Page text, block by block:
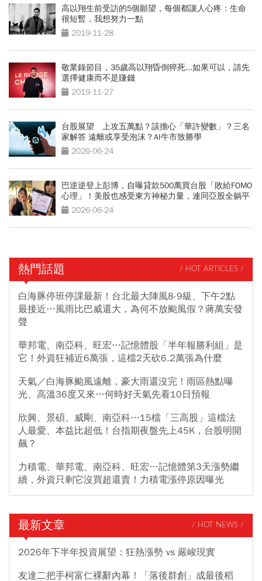
高以翔生前受訪的5個願望，每個都讓人心疼：生命
很短暫，我想努力一點
2019-11-28
敬業錄節目，35歲高以翔昏倒猝死...如果可以，請先
選擇健康而不是賺錢
2019-11-27
台股展望 上攻五萬點？該擔心「華許變數」？三名
家解答 遠離或享受泡沫？AI牛市致勝學
2026-06-24
巴逆逆登上彭博，自曝貸款500萬買台股「敗給FOMO
心理」！美股也感受東方神秘力量，連同亞股全躺平
2026-06-24
熱門話題 / HOT ARTICLES /
白海豚停班停課最新！台北最大陣風8-9級、下午2點
最接近…風雨比巴威還大，為何不放颱風假？蔣萬安發
聲
華邦電、南亞科、旺宏…記憶體股「半年報勝利組」是
它！外資狂補近6萬張，這檔2天砍6.2萬張為什麼
天氣／白海豚颱風遠離，豪大雨還沒完！雨區熱點曝
光、高溫36度又來…何時好天氣先看10日預報
欣興、景碩、威剛、南亞科…15檔「三高股」這檔法
人最愛、本益比超低！台指期夜盤先上45K，台股明開
飆？
力積電、華邦電、南亞科、旺宏…記憶體第3天漲勢繼
續，外資只剩它沒買超還賣！力積電漲停原因曝光
最新文章 / HOT NEWS /
2026年下半年投資展望：狂熱漲勢 vs 嚴峻現實
友達二把手柯富仁裸辭內幕！「落後群創」成最後稻